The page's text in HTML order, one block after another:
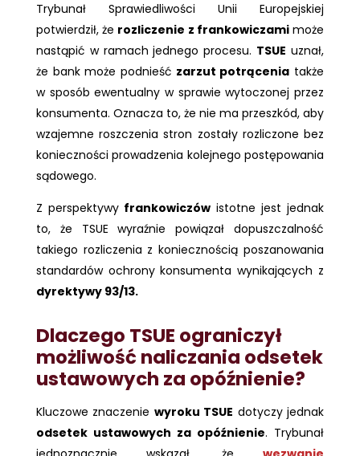
Trybunał Sprawiedliwości Unii Europejskiej
potwierdził, że rozliczenie z frankowiczamimoże
nastąpić w ramach jednego procesu. TSUE uznał,
że bank może podnieść zarzut potrącenia także
w sposób ewentualny w sprawie wytoczonej przez
konsumenta. Oznacza to, że nie ma przeszkód, aby
wzajemne roszczenia stron zostały rozliczone bez
konieczności prowadzenia kolejnego postępowania
sądowego.
Z perspektywyfrankowiczówistotne jest jednak
to, że TSUE wyraźnie powiązał dopuszczalność
takiego rozliczenia z koniecznością poszanowania
standardów ochrony konsumenta wynikających z
dyrektywy 93/13.
Dlaczego TSUE ograniczył
możliwość naliczania odsetek
ustawowych za opóźnienie?
Kluczowe znaczenie wyroku TSUE dotyczy jednak
odsetek ustawowych za opóźnienie. Trybunał